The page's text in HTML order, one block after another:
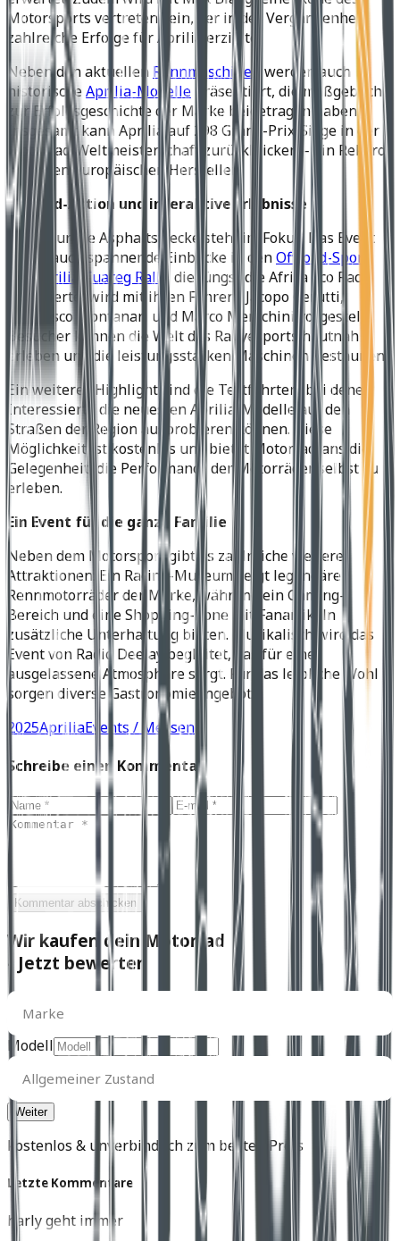
Motorsports vertreten sein, der in der Vergangenheit
zahlreiche Erfolge für Aprilia erzielte.
Neben den aktuellen Rennmaschinenwerden auch
historischeAprilia-Modelle präsentiert, die maßgeblich
zur Erfolgsgeschichte der Marke beigetragen haben.
Insgesamt kann Aprilia auf 298 Grand-Prix-Siege in der
Motorrad-Weltmeisterschaft zurückblicken – ein Rekord
für einen europäischen Hersteller.
Offroad-Action und interaktive Erlebnisse
Nicht nur die Asphaltstrecke steht im Fokus: Das Event
bietet auch spannende Einblicke in denOffroad-Sport .
DieAprilia Tuareg Rally , die jüngst die Africa Eco Race
dominierte, wird mit ihren Fahrern Jacopo Cerutti,
Francesco Montanari und Marco Menichini vorgestellt.
Besucher können die Welt des Rallyesports hautnah
erleben und die leistungsstarken Maschinen bestaunen.
Ein weiteres Highlight sind die Testfahrten, bei denen
Interessierte die neuesten Aprilia-Modelle auf den
Straßen der Region ausprobieren können. Diese
Möglichkeit ist kostenlos und bietet Motorradfans die
Gelegenheit, die Performance der Motorräder selbst zu
erleben.
Ein Event für die ganze Familie
Neben dem Motorsport gibt es zahlreiche weitere
Attraktionen: Ein Racing-Museum zeigt legendäre
Rennmotorräder der Marke, während ein Gaming-
Bereich und eine Shopping-Zone mit Fanartikeln
zusätzliche Unterhaltung bieten. Musikalisch wird das
Event von Radio DeeJay begleitet, das für eine
ausgelassene Atmosphäre sorgt. Für das leibliche Wohl
sorgen diverse Gastronomieangebote.
2025ApriliaEvents / Messen
Schreibe einen Kommentar
Kommentar abschicken
Wir kaufen dein Motorrad
- Jetzt bewerten
Marke
Marke
Modell
Allgemeiner
Zustand
Allgemeiner Zustand
kostenlos & unverbindlich zum besten Preis
Letzte Kommentare
harly geht immer